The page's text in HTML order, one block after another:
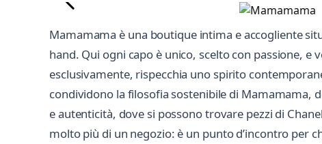
Mamamama è una boutique intima e accogliente
hand. Qui ogni capo è unico, scelto con passione,
esclusivamente, rispecchia uno spirito
condividono la filosofia sostenibile di Mamamama,
e autenticità, dove si possono trovare pezzi di
molto più di un negozio: è un punto d’incontro per